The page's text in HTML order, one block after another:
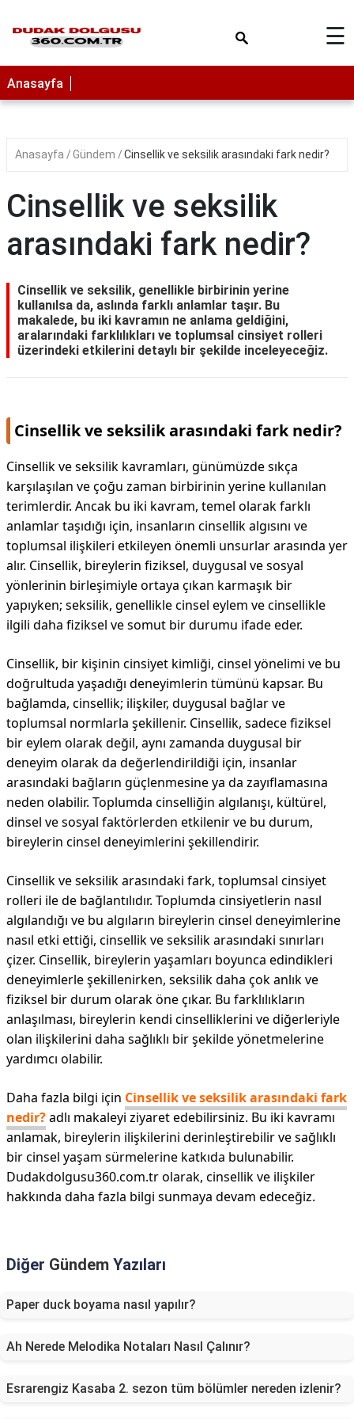
☰
Anasayfa
Anasayfa Gündem Cinsellik ve seksilik arasındaki fark nedir?
Cinsellik ve seksilik
arasındaki fark nedir?
Cinsellik ve seksilik, genellikle birbirinin yerine
kullanılsa da, aslında farklı anlamlar taşır. Bu
makalede, bu iki kavramın ne anlama geldiğini,
aralarındaki farklılıkları ve toplumsal cinsiyet rolleri
üzerindeki etkilerini detaylı bir şekilde inceleyeceğiz.
Cinsellik ve seksilik arasındaki fark nedir?
Cinsellik ve seksilik kavramları, günümüzde sıkça
karşılaşılan ve çoğu zaman birbirinin yerine kullanılan
terimlerdir. Ancak bu iki kavram, temel olarak farklı
anlamlar taşıdığı için, insanların cinsellik algısını ve
toplumsal ilişkileri etkileyen önemli unsurlar arasında yer
alır. Cinsellik, bireylerin fiziksel, duygusal ve sosyal
yönlerinin birleşimiyle ortaya çıkan karmaşık bir
yapıyken; seksilik, genellikle cinsel eylem ve cinsellikle
ilgili daha fiziksel ve somut bir durumu ifade eder.
Cinsellik, bir kişinin cinsiyet kimliği, cinsel yönelimi ve bu
doğrultuda yaşadığı deneyimlerin tümünü kapsar. Bu
bağlamda, cinsellik; ilişkiler, duygusal bağlar ve
toplumsal normlarla şekillenir. Cinsellik, sadece fiziksel
bir eylem olarak değil, aynı zamanda duygusal bir
deneyim olarak da değerlendirildiği için, insanlar
arasındaki bağların güçlenmesine ya da zayıflamasına
neden olabilir. Toplumda cinselliğin algılanışı, kültürel,
dinsel ve sosyal faktörlerden etkilenir ve bu durum,
bireylerin cinsel deneyimlerini şekillendirir.
Cinsellik ve seksilik arasındaki fark, toplumsal cinsiyet
rolleri ile de bağlantılıdır. Toplumda cinsiyetlerin nasıl
algılandığı ve bu algıların bireylerin cinsel deneyimlerine
nasıl etki ettiği, cinsellik ve seksilik arasındaki sınırları
çizer. Cinsellik, bireylerin yaşamları boyunca edindikleri
deneyimlerle şekillenirken, seksilik daha çok anlık ve
fiziksel bir durum olarak öne çıkar. Bu farklılıkların
anlaşılması, bireylerin kendi cinselliklerini ve diğerleriyle
olan ilişkilerini daha sağlıklı bir şekilde yönetmelerine
yardımcı olabilir.
Daha fazla bilgi için Cinsellik ve seksilik arasındaki fark
nedir?adlı makaleyi ziyaret edebilirsiniz. Bu iki kavramı
anlamak, bireylerin ilişkilerini derinleştirebilir ve sağlıklı
bir cinsel yaşam sürmelerine katkıda bulunabilir.
Dudakdolgusu360.com.tr olarak, cinsellik ve ilişkiler
hakkında daha fazla bilgi sunmaya devam edeceğiz.
Diğer Gündem Yazıları
Paper duck boyama nasıl yapılır?
Ah Nerede Melodika Notaları Nasıl Çalınır?
Esrarengiz Kasaba 2. sezon tüm bölümler nereden izlenir?